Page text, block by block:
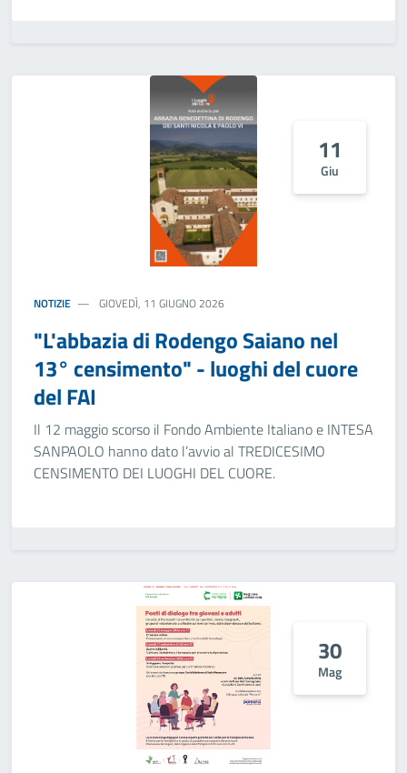
11
Giu
NOTIZIE GIOVEDÌ, 11 GIUGNO 2026
"L'abbazia di Rodengo Saiano nel
13° censimento" - luoghi del cuore
del FAI
Il 12 maggio scorso il Fondo Ambiente Italiano e INTESA
SANPAOLO hanno dato l’avvio al TREDICESIMO
CENSIMENTO DEI LUOGHI DEL CUORE.
30
Mag